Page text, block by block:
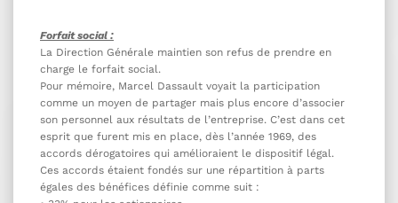
Forfait social :
La Direction Générale maintien son refus de prendre en
charge le forfait social.
Pour mémoire, Marcel Dassault voyait la participation
comme un moyen de partager mais plus encore d’associer
son personnel aux résultats de l’entreprise. C’est dans cet
esprit que furent mis en place, dès l’année 1969, des
accords dérogatoires qui amélioraient le dispositif légal.
Ces accords étaient fondés sur une répartition à parts
égales des bénéfices définie comme suit :